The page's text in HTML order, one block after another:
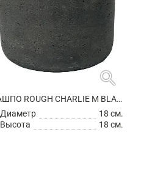
search
КАШПО ROUGH CHARLIE M BLACK WASHED
Диаметр
18 см.
Высота
18 см.